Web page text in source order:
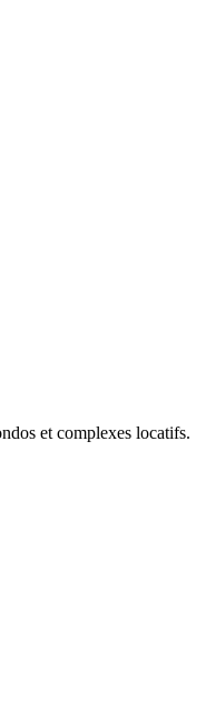
et complexes locatifs.